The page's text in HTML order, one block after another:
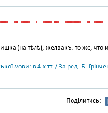
(на тѣлѣ), желвакъ, то же, что
мови: в 4-х тт. / За ред. Б.
Поділитись: